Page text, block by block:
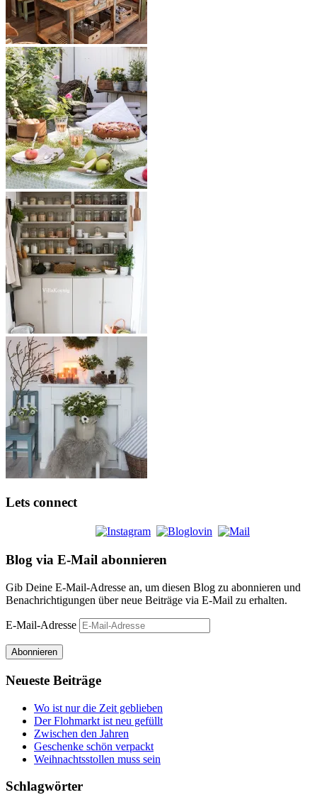
Lets connect
Blog via E-Mail abonnieren
Gib Deine E-Mail-Adresse an, um diesen Blog zu abonnieren und
Benachrichtigungen über neue Beiträge via E-Mail zu erhalten.
E-Mail-Adresse
Abonnieren
Neueste Beiträge
Wo ist nur die Zeit geblieben
Der Flohmarkt ist neu gefüllt
Zwischen den Jahren
Geschenke schön verpackt
Weihnachtsstollen muss sein
Schlagwörter